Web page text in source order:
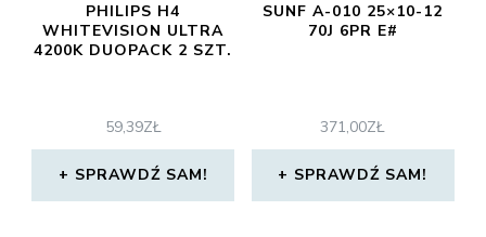
PHILIPS H4
WHITEVISION ULTRA
4200K DUOPACK 2 SZT.
59,39ZŁ
SPRAWDŹ SAM!
SUNF A-010 25×10-12
70J 6PR E#
371,00ZŁ
SPRAWDŹ SAM!